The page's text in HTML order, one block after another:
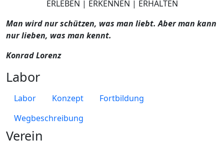
ERLEBEN | ERKENNEN | ERHALTEN
Man wird nur schützen, was man liebt. Aber man kann
nur lieben, was man kennt.
Konrad Lorenz
Labor
Labor Konzept
Fortbildung
Wegbeschreibung
Verein